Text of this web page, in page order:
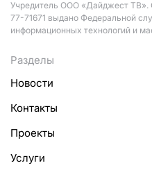
Учредитель ООО «Дайджест
77-71671 выдано Федеральной
информационных технологий и
Разделы
Новости
Контакты
Проекты
Услуги